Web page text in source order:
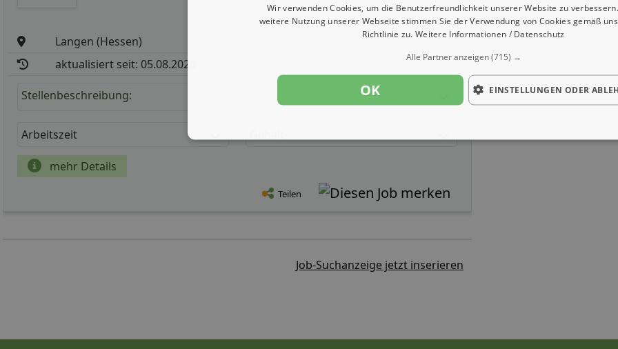
Langen (Hessen)
aktualisiert seit: 05.08.2026
Stellenbeschreibung:
Arbeitszeit
mehr Details
Teilen
Job-Suchanzeige jetzt inserieren
Wir verwenden Cookies, um die Benutzerfreundlichkeit unserer Website zu
weitere Nutzung unserer Webseite stimmen Sie der Verwendung von Cookies gemäß
Richtlinie zu. Weitere Informationen / Datenschutz
Alle Partner anzeigen(715) →
OK EINSTELLUNGEN ODER